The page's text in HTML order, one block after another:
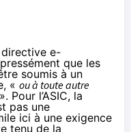
directive e-
que les
soumis à un
« ou à toute autre
Pour l’ASIC, la
pas une
ici à une exigence
tenu de la